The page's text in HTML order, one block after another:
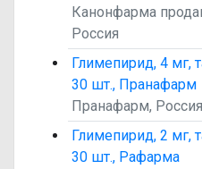
Канонфарма
Россия
Глимепирид, 4 мг,
30 шт., Пранафарм
Пранафарм, Россия
Глимепирид, 2 мг,
30 шт., Рафарма